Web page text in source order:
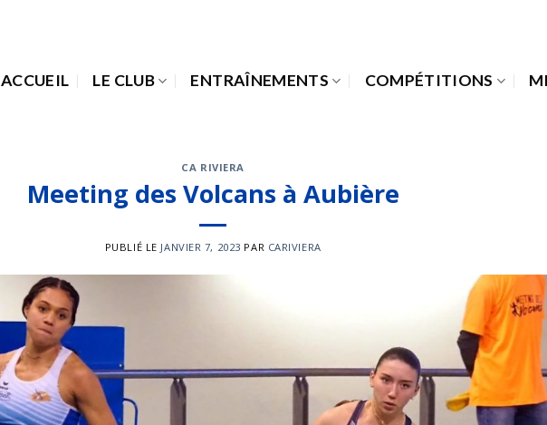
ACCUEIL LE CLUB ENTRAÎNEMENTS COMPÉTITIONS
CA RIVIERA
Meeting des Volcans à Aubière
PUBLIÉ LE JANVIER 7, 2023 PAR CARIVIERA